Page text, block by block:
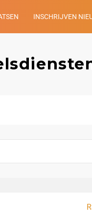
INSCHRIJVEN